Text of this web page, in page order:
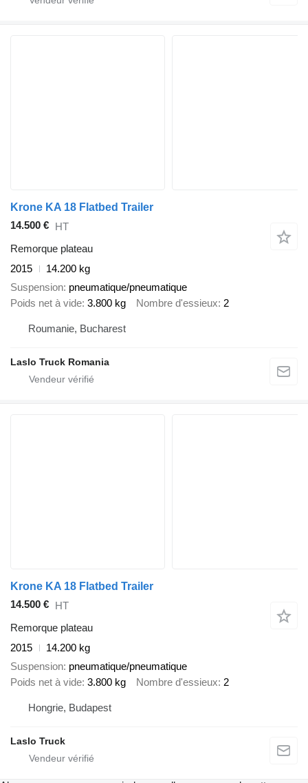
Krone KA 18 Flatbed Trailer
14.500 € HT
Remorque plateau
2015
14.200 kg
Suspension pneumatique/pneumatique
Poids net à vide 3.800 kg Nombre d'essieux 2
Roumanie, Bucharest
Laslo Truck Romania
Krone KA 18 Flatbed Trailer
14.500 € HT
Remorque plateau
2015
14.200 kg
Suspension pneumatique/pneumatique
Poids net à vide 3.800 kg Nombre d'essieux 2
Hongrie, Budapest
Laslo Truck